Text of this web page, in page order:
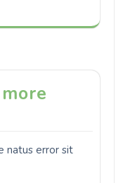
natus error sit